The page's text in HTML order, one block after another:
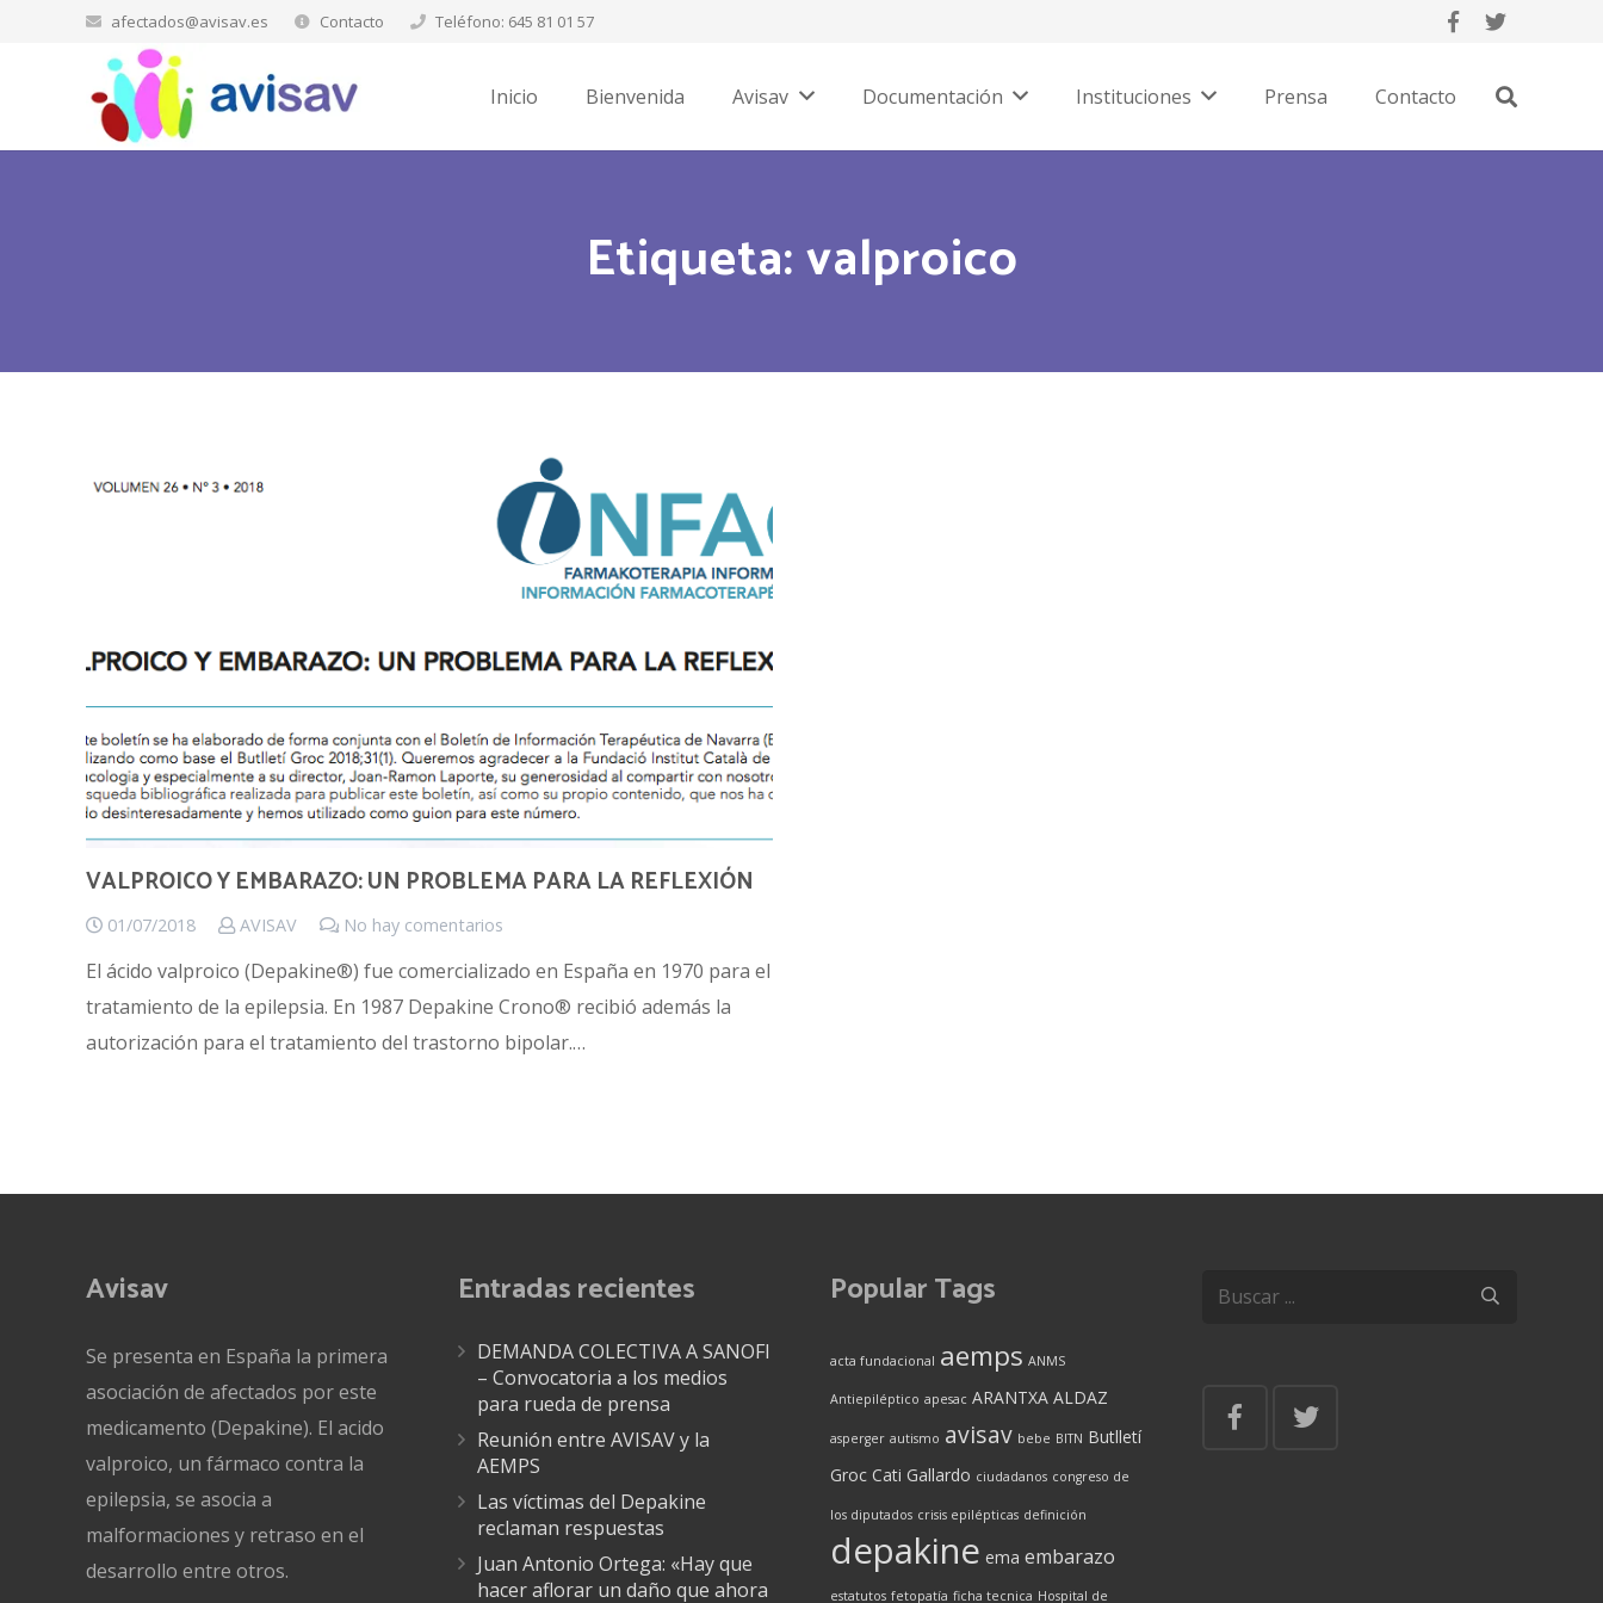
afectados@avisav.es Contacto Teléfono: 645 81 01 57
Inicio Bienvenida Avisav Documentación Instituciones Prensa Contacto
Etiqueta: valproico
VALPROICO Y EMBARAZO: UN PROBLEMA PARA LA REFLEXIÓN
01/07/2018 AVISAV No hay comentarios
El ácido valproico (Depakine®) fue comercializado en España en 1970 para el
tratamiento de la epilepsia. En 1987 Depakine Crono® recibió además la
autorización para el tratamiento del trastorno bipolar.…
Avisav
Se presenta en España la primera
asociación de afectados por este
medicamento (Depakine). El acido
valproico, un fármaco contra la
epilepsia, se asocia a
malformaciones y retraso en el
desarrollo entre otros.
Entradas recientes
DEMANDA COLECTIVA A SANOFI
– Convocatoria a los medios
para rueda de prensa
Reunión entre AVISAV y la
AEMPS
Las víctimas del Depakine
reclaman respuestas
Juan Antonio Ortega: «Hay que
hacer aflorar un daño que ahora
Popular Tags
acta fundacional aemps ANMS
Antiepiléptico apesac ARANTXA ALDAZ
asperger autismo avisav bebe BITN Butlletí
Groc Cati Gallardo ciudadanos congreso de
los diputados crisis epilépticas definición
depakine ema embarazo
estatutos fetopatía ficha tecnica Hospital de